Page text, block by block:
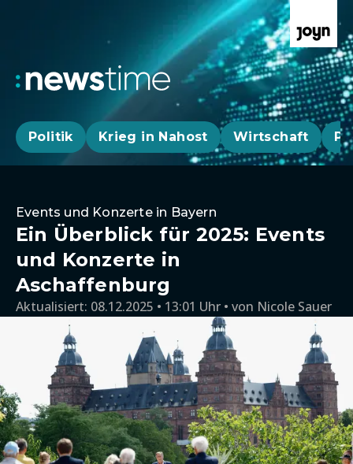
Politik Krieg in Nahost Wirtschaft
Events und Konzerte in Bayern
Ein Überblick für 2025: Events
und Konzerte in
Aschaffenburg
Aktualisiert: 08.12.2025 • 13:01 Uhr von Nicole Sauer